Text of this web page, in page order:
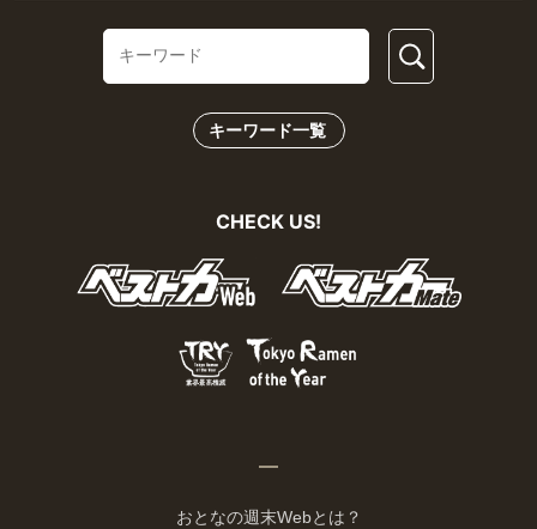
キーワード一覧
CHECK US!
おとなの週末Webとは？